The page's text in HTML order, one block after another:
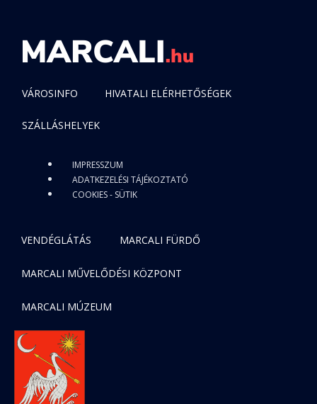
VÁROSINFO HIVATALI ELÉRHETŐSÉGEK
SZÁLLÁSHELYEK
IMPRESSZUM
ADATKEZELÉSI TÁJÉKOZTATÓ
COOKIES - SÜTIK
VENDÉGLÁTÁS MARCALI FÜRDŐ
MARCALI MŰVELŐDÉSI KÖZPONT
MARCALI MÚZEUM